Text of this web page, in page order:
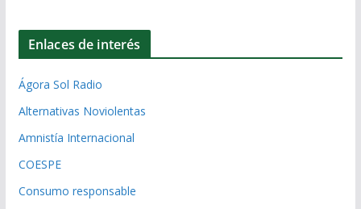
Enlaces de interés
Ágora Sol Radio
Alternativas Noviolentas
Amnistía Internacional
COESPE
Consumo responsable